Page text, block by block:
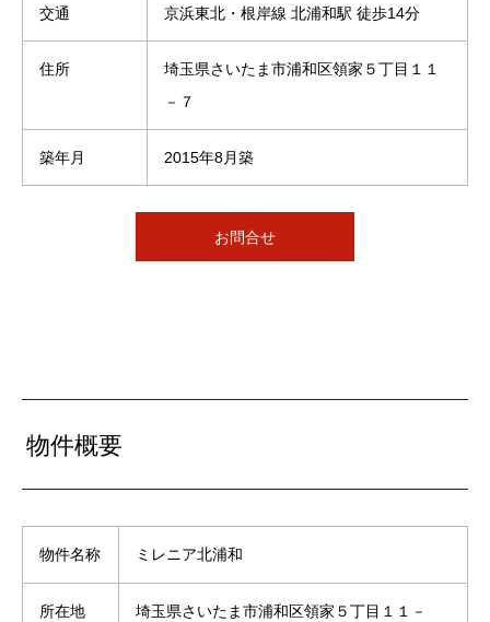
交通 京浜東北・根岸線 北浦和駅 徒歩14分
住所
埼玉県さいたま市浦和区領家５丁目１１
－７
築年月 2015年8月築
お問合せ
物件概要
物件名称 ミレニア北浦和
所在地
埼玉県さいたま市浦和区領家５丁目１１－